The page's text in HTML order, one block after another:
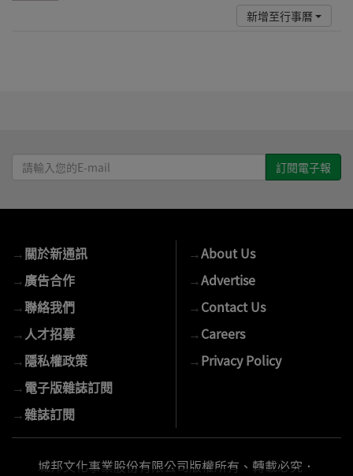
新增至行事曆
請
輸
E-
mail
→關於新通訊
→廣告合作
→聯絡我們
→ 人才招募
→隱私權政策
→電子版雜誌訂閱
→雜誌訂閱
→About Us
→Advertise
→Contact Us
→Careers
→Privacy Policy
城邦文化事業股份有限公司版權所有、轉載必究．